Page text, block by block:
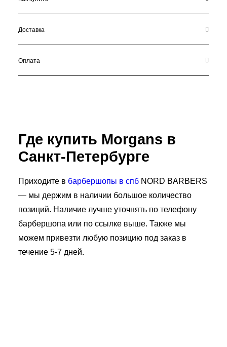
Доставка
Оплата
Где купить Morgans в
Санкт-Петербурге
Приходите в барбершопы в спб NORD BARBERS
— мы держим в наличии большое количество
позиций. Наличие лучше уточнять по телефону
барбершопа или по ссылке выше. Также мы
можем привезти любую позицию под заказ в
течение 5-7 дней.